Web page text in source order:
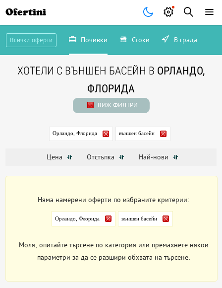
Ofertini
Всички оферти Почивки Стоки В града
ХОТЕЛИ С ВЪНШЕН БАСЕЙН В ОРЛАНДО,
ФЛОРИДА
ВИЖ ФИЛТРИ
Орландо, Флорида външен басейн
Цена Отстъпка Най-нови
Няма намерени оферти по избраните критерии:
Орландо, Флорида външен басейн
Моля, опитайте търсене по категория или премахнете някои
параметри за да се разшири обхвата на търсене.